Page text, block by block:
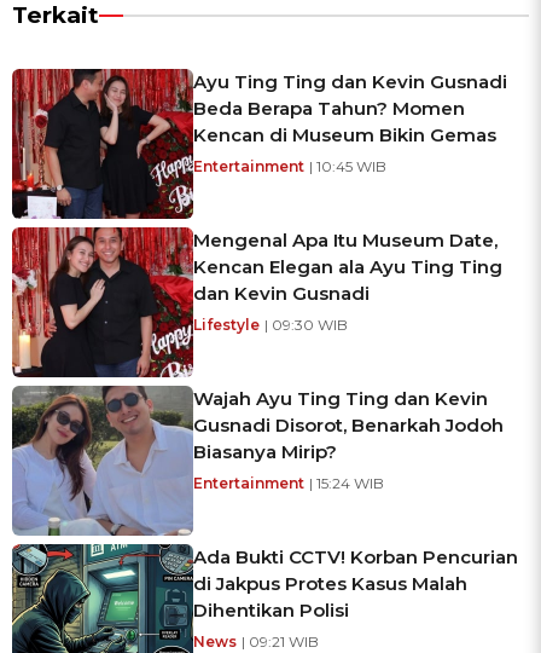
Terkait
Ayu Ting Ting dan Kevin Gusnadi
Beda Berapa Tahun? Momen
Kencan di Museum Bikin Gemas
Entertainment | 10:45 WIB
Mengenal Apa Itu Museum Date,
Kencan Elegan ala Ayu Ting Ting
dan Kevin Gusnadi
Lifestyle | 09:30 WIB
Wajah Ayu Ting Ting dan Kevin
Gusnadi Disorot, Benarkah Jodoh
Biasanya Mirip?
Entertainment | 15:24 WIB
Ada Bukti CCTV! Korban Pencurian
di Jakpus Protes Kasus Malah
Dihentikan Polisi
News | 09:21 WIB